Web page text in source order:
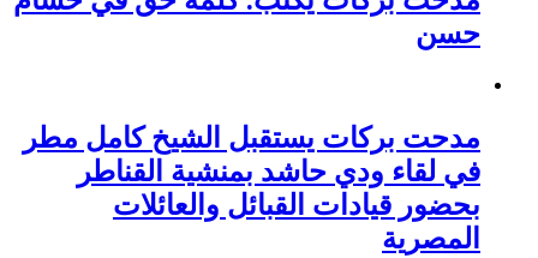
حسن
مدحت بركات يستقبل الشيخ كامل مطر
في لقاء ودي حاشد بمنشية القناطر
بحضور قيادات القبائل والعائلات
المصرية